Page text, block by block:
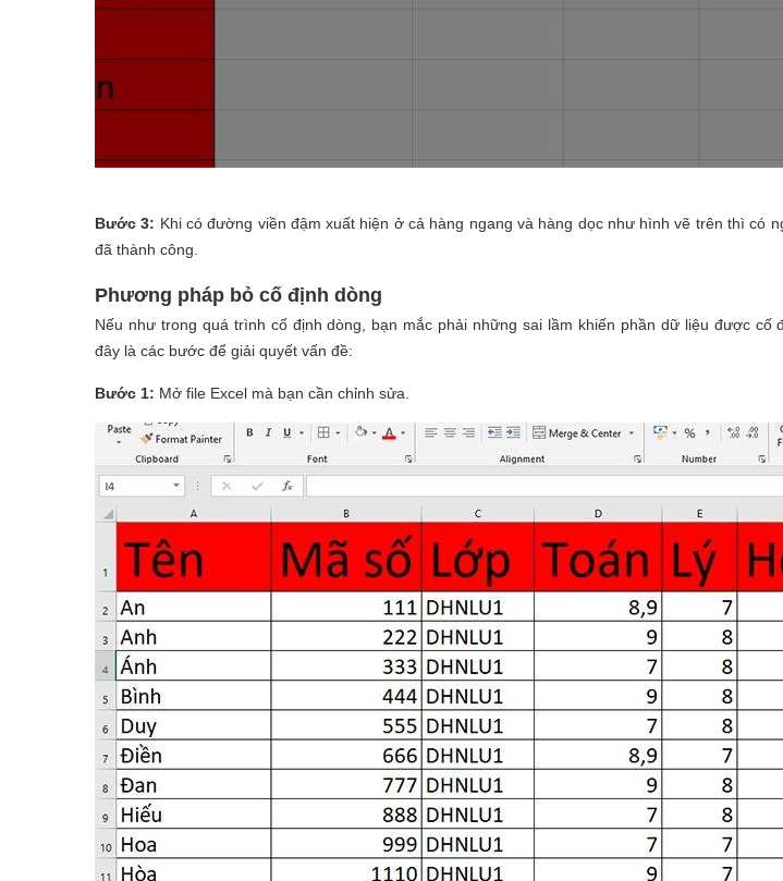
Bước 3: Khi có đường viền đậm xuất hiện ở cả hàng ngang và hàng dọc như hình vẽ trên thì có
đã thành công.
Phương pháp bỏ cố định dòng
Nếu như trong quá trình cố định dòng, bạn mắc phải những sai lầm khiến phần dữ liệu được cố
đây là các bước để giải quyết vấn đề:
Bước 1: Mở file Excel mà bạn cần chỉnh sửa.